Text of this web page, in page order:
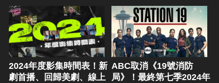
2024年度影集時間表！新
劇首播、回歸美劇、線上
ABC取消《19號消防
局》！最終第七季2024年